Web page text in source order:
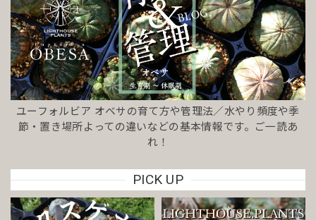
ユーフォルビア オベサの育て方や管理法／水やり頻度や季
節・置き場所よっての違いなどの基本情報です。ご一読あ
れ！
PICK UP